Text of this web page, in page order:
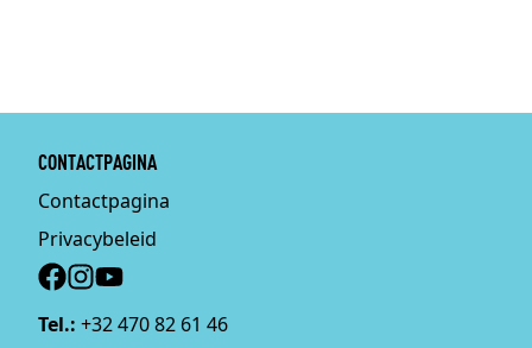
CONTACTPAGINA
Contactpagina
Privacybeleid
Social
Tel.: +32 470 82 61 46